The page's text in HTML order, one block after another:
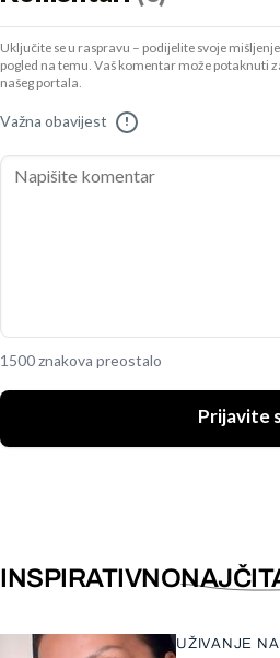
Uključite se u raspravu – podijelite svoje
pogled na temu. Vaš komentar može potaknuti
našeg portala.
Važna obavijest !
1500 znakova preostalo
Prijavite
INSPIRATIVNO
UŽIVANJE